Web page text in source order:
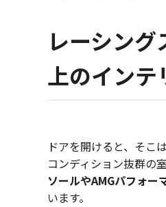
レーシン
上のインテ
ドアを開けると、そこ
コンディション抜群の室
ソールやAMGパフォー
います。